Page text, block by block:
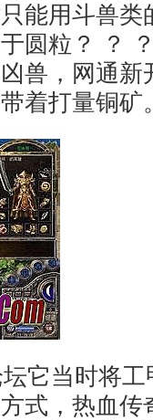
能用斗兽类
圆粒？ ？
兽，网通新
着打量铜矿
它当时将工
式，热血传